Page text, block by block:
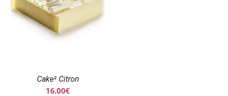
Cake² Citron
16.00€